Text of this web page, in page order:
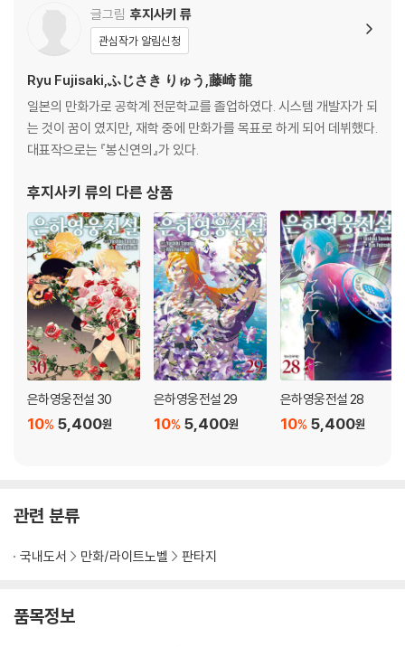
글그림 후지사키 류
관심작가 알림신청
Ryu Fujisaki,ふじさき りゅう,藤崎 龍
일본의 만화가로 공학계 전문학교를 졸업하였다. 시스템 개발자가 되
는 것이 꿈이 였지만, 재학 중에 만화가를 목표로 하게 되어 데뷔했다.
대표작으로는 『봉신연의』가 있다.
후지사키 류의 다른 상품
은하영웅전설 30
5,400원
10%
은하영웅전설 29
5,400원
10%
은하영웅전설 28
5,400원
10%
관련 분류
국내도서 만화/라이트노벨 판타지
품목정보